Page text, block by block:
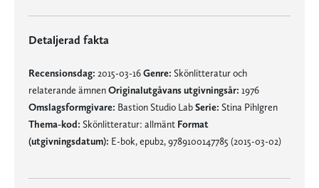
Detaljerad fakta
Recensionsdag: 2015-03-16Genre: Skönlitteratur och
relaterande ämnenOriginalutgåvans utgivningsår: 1976
Omslagsformgivare: Bastion Studio LabSerie: Stina Pihlgren
Thema-kod: Skönlitteratur: allmänt Format
(utgivningsdatum): E-bok, epub2, 9789100147785 (2015-03-02)